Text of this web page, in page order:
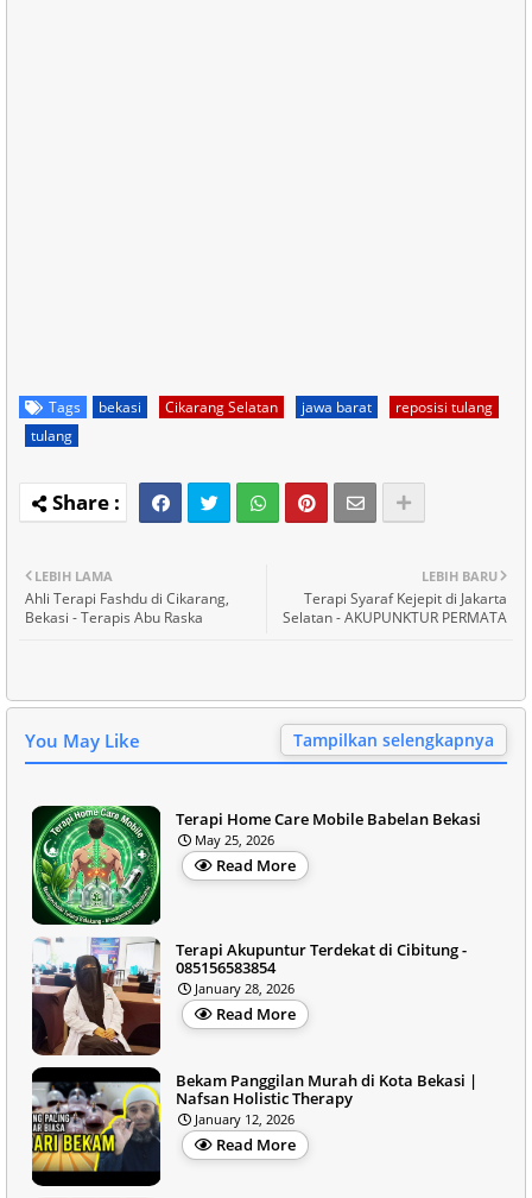
Tags bekasi Cikarang Selatan jawa barat
reposisi tulang
tulang
LEBIH BARU
Terapi Syaraf Kejepit di Jakarta
Selatan - AKUPUNKTUR PERMATA
LEBIH LAMA
Ahli Terapi Fashdu di Cikarang,
Bekasi - Terapis Abu Raska
You May Like Tampilkan selengkapnya
Terapi Home Care Mobile Babelan Bekasi
May 25, 2026
Read More
Terapi Akupuntur Terdekat di Cibitung -
085156583854
January 28, 2026
Read More
Bekam Panggilan Murah di Kota Bekasi |
Nafsan Holistic Therapy
January 12, 2026
Read More